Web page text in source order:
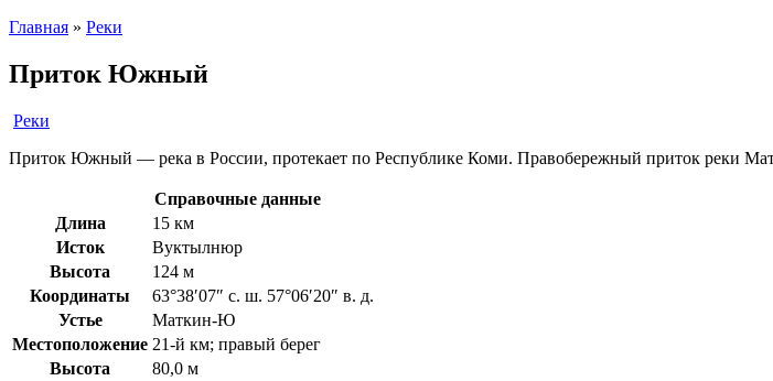
Главная » Реки
Приток Южный
Реки
Приток Южный — река в России, протекает по Республике Коми. Правобережный приток реки
Справочные данные
Длина
15 км
Исток
Вуктылнюр
Высота
124 м
Координаты
63°38′07″ с. ш. 57°06′20″ в. д.
Устье
Маткин-Ю
Местоположение 21-й км; правый берег
Высота
80,0 м